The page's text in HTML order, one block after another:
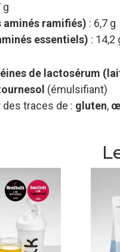
g
aminés ramifiés) : 6,7 g
essentiels) : 14,2
de lactosérum
(émulsifiant)
des traces de : gluten,